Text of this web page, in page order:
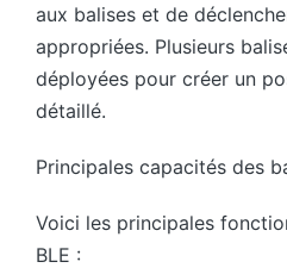
aux balises et de
appropriées. Plusieurs
déployées pour créer un
détaillé.
Principales capacités des
Voici les principales
BLE :